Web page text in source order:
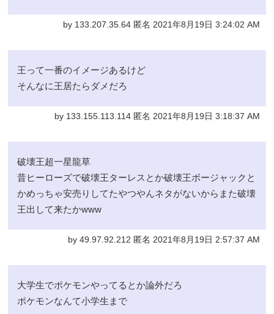
by 133.207.35.64 匿名 2021年8月19日 3:24:02 AM
王って一番のイメージあるけど
そんなに王居たらダメだろ
by 133.155.113.114 匿名 2021年8月19日 3:18:37 AM
破壊王超一星龍草
昔ヒーローズで破壊王ターレスとか破壊王ボージャックと
かめっちゃ安売りしてたやつやんネタがないからまた破壊
王出して来たかwww
by 49.97.92.212 匿名 2021年8月19日 2:57:37 AM
大学生でポケモンやってるとか論外だろ
ポケモンなんて小学生まで